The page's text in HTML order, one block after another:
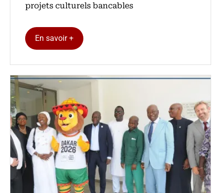
projets culturels bancables
En savoir +